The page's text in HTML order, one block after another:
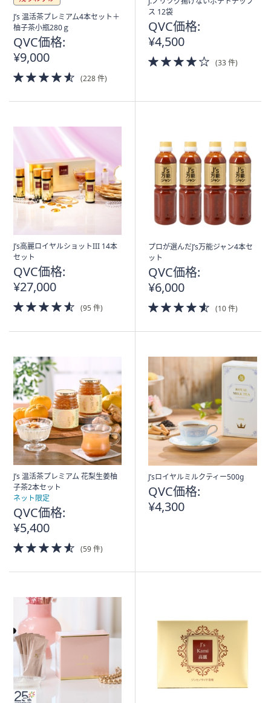
J’s 温活茶プレミアム4本セット＋
柚子茶小瓶280ｇ
QVC価格:
¥9,000
4.5
of
(228 件)
ス 12袋
QVC価格:
¥4,500
4.0
of
(33 件)
J’s高麗ロイヤルショットIII 14本
セット
QVC価格:
¥27,000
4.5
of
(95 件)
プロが選んだJ’s万能ジャン4本セ
ット
QVC価格:
¥6,000
4.5
of
(10 件)
J’s 温活茶プレミアム 花梨生姜柚
子茶2本セット
ネット限定
QVC価格:
¥5,400
4.5
of
(59 件)
J’sロイヤルミルクティー500g
QVC価格:
¥4,300